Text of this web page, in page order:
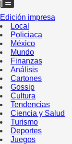
Edición impresa
Local
Policiaca
México
Mundo
Finanzas
Análisis
Cartones
Gossip
Cultura
Tendencias
Ciencia y Salud
Turismo
Deportes
Juegos